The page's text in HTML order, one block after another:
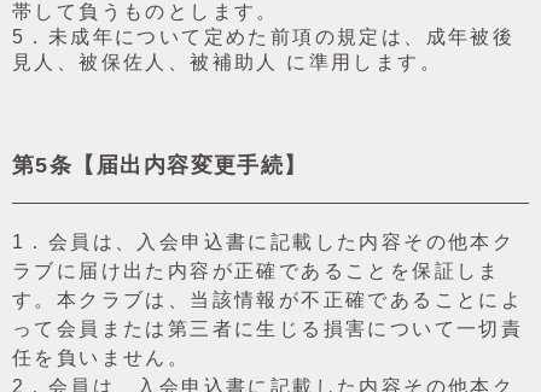
帯して負うものとします。
5．未成年について定めた前項の規定は、成年被後
⾒⼈、被保佐⼈、被補助⼈ に準⽤します。
第5条【届出内容変更⼿続】
1．会員は、入会申込書に記載した内容その他本ク
ラブに届け出た内容が正確であることを保証しま
す。本クラブは、当該情報が不正確であることによ
って会員または第三者に⽣じる損害について⼀切責
任を負いません。
2．会員は、入会申込書に記載した内容その他本ク